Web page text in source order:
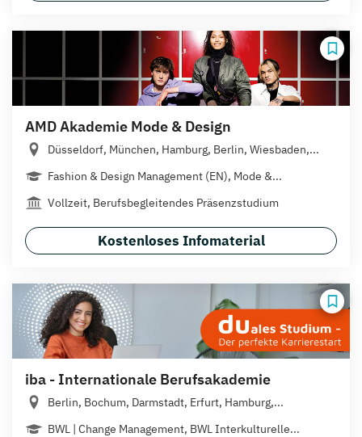
AMD Akademie Mode & Design
Düsseldorf, München, Hamburg, Berlin, Wiesbaden,...
Fashion & Design Management (EN), Mode &...
Vollzeit, Berufsbegleitendes Präsenzstudium
Kostenloses Infomaterial
iba - Internationale Berufsakademie
Berlin, Bochum, Darmstadt, Erfurt, Hamburg,...
BWL | Change Management, BWL Interkulturelle...